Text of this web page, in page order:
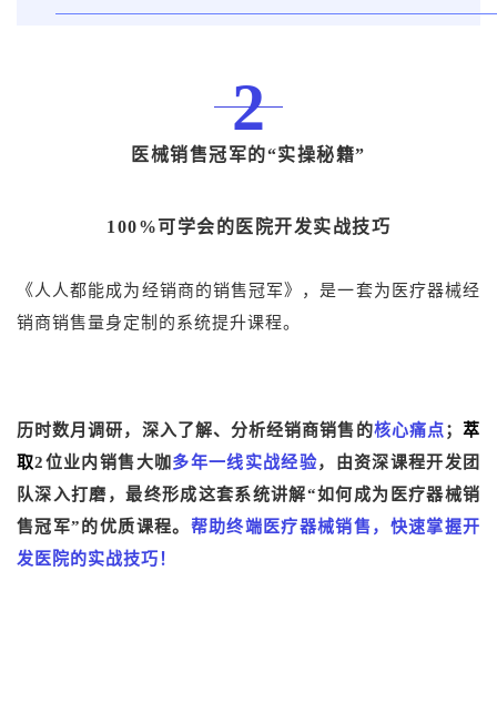
2
医械销售冠军的“实操秘籍”
100%可学会的医院开发实战技巧
《人人都能成为经销商的销售冠军》，是一套为医疗器械经
销商销售量身定制的系统提升课程。
历时数月调研，深入了解、分析经销商销售的核心痛点； 萃
取2位业内销售大咖 多年一线实战经验，由资深课程开发团
队深入打磨，最终形成这套系统讲解“如何成为医疗器械销
售冠军”的优质课程。 帮助终端医疗器械销售，快速掌握开
发医院的实战技巧！